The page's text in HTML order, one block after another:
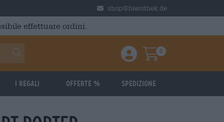
shop@bierothek.de
effettuare ordini.
Einloggen / Anmelden
Warenkorb
0
I regali Offerte % Spedizione